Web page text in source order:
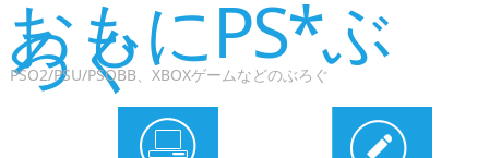
おもにPS*ぶ
ろぐ
PSO2/PSU/PSOBB、XBOXゲームなどのぶろぐ